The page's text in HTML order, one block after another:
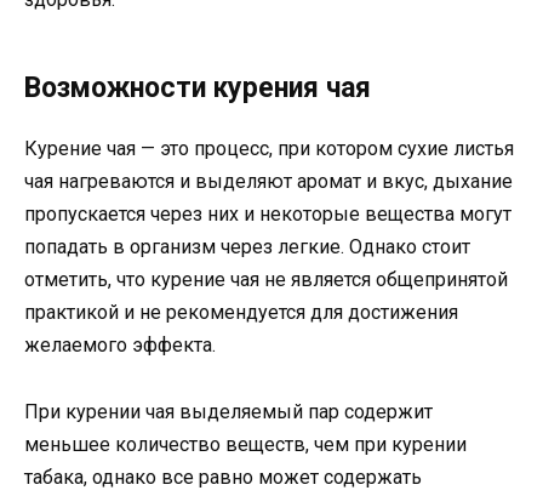
Возможности курения чая
Курение чая — это процесс, при котором сухие листья
чая нагреваются и выделяют аромат и вкус, дыхание
пропускается через них и некоторые вещества могут
попадать в организм через легкие. Однако стоит
отметить, что курение чая не является общепринятой
практикой и не рекомендуется для достижения
желаемого эффекта.
При курении чая выделяемый пар содержит
меньшее количество веществ, чем при курении
табака, однако все равно может содержать